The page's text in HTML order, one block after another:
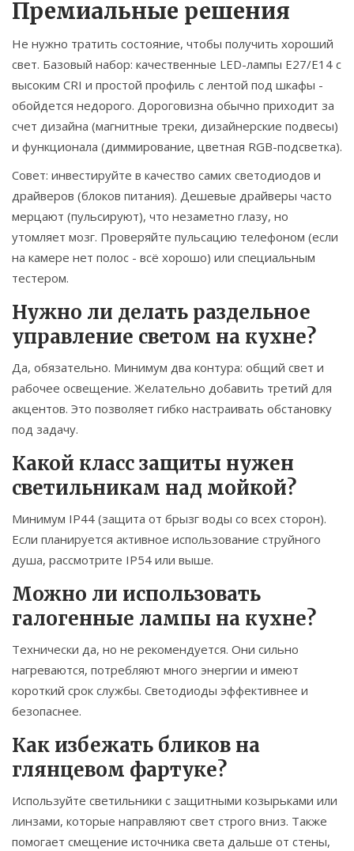
Премиальные решения
Не нужно тратить состояние, чтобы получить хороший
свет. Базовый набор: качественные LED-лампы E27/E14 с
высоким CRI и простой профиль с лентой под шкафы -
обойдется недорого. Дороговизна обычно приходит за
счет дизайна (магнитные треки, дизайнерские подвесы)
и функционала (диммирование, цветная RGB-подсветка).
Совет: инвестируйте в качество самих светодиодов и
драйверов (блоков питания). Дешевые драйверы часто
мерцают (пульсируют), что незаметно глазу, но
утомляет мозг. Проверяйте пульсацию телефоном (если
на камере нет полос - всё хорошо) или специальным
тестером.
Нужно ли делать раздельное
управление светом на кухне?
Да, обязательно. Минимум два контура: общий свет и
рабочее освещение. Желательно добавить третий для
акцентов. Это позволяет гибко настраивать обстановку
под задачу.
Какой класс защиты нужен
светильникам над мойкой?
Минимум IP44 (защита от брызг воды со всех сторон).
Если планируется активное использование струйного
душа, рассмотрите IP54 или выше.
Можно ли использовать
галогенные лампы на кухне?
Технически да, но не рекомендуется. Они сильно
нагреваются, потребляют много энергии и имеют
короткий срок службы. Светодиоды эффективнее и
безопаснее.
Как избежать бликов на
глянцевом фартуке?
Используйте светильники с защитными козырьками или
линзами, которые направляют свет строго вниз. Также
помогает смещение источника света дальше от стены,